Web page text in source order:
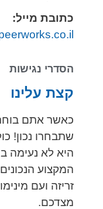
כתובת מייל:
הסדרי נגישות
קצת עלינו
כאשר אתם
שתבחרו נכון!
היא לא נעימה
המקצוע
זריזה ועם
מצדכם.